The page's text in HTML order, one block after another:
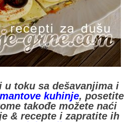
u toku sa dešavanjima i
kuhinje, posetite
takođe možete naći
& recepte i zapratite ih